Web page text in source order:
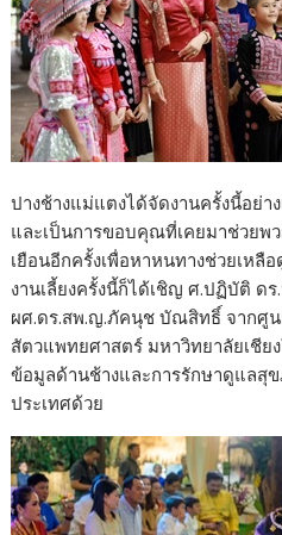
ปางช้างแม่แตงได้จัดงานครั้งนี้อย่า
และเป็นการขอบคุณที่เคยมาช่วยพ
เยือนอีกครั้งเพื่อหาหนทางช่วยเห
งานเลี้ยงครั้งนี้ก็ได้เชิญ ศ.ปฏิบัติ ด
ผศ.ดร.สพ.ญ.ภัคนุช บัณสิทธิ์ จากศู
สัตวแพทยศาสตร์ มหาวิทยาลัยเชีย
ข้อมูลด้านช้างและการรักษาดูแลสุ
ประเทศด้วย